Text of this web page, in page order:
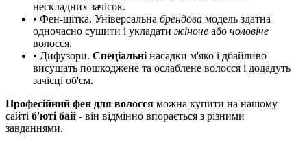
нескладних зачісок.
• Фен-щітка. Універсальна брендова модель здатна
одночасно сушити і укладати жіноче або чоловіче
волосся.
• Дифузори. Спеціальні насадки м'яко і дбайливо
висушать пошкоджене та ослаблене волосся і додадуть
зачісці об'єм.
Професійний фен для волосся можна купити на нашому
сайті б'юті бай - він відмінно впорається з різними
завданнями.